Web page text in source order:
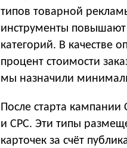
типов товарной
инструменты
категорий. В качестве
процент стоимости
мы назначили
После старта
и CPC. Эти типы
карточек за счёт